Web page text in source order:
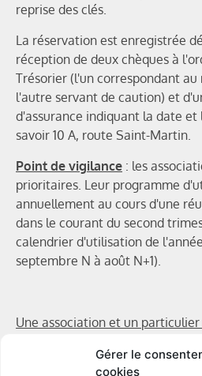
Gérer le
cookies
reprise des clés.
La réservation est enregistrée
réception de deux chèques à
Trésorier (l'un correspondant
l'autre servant de caution) et
d'assurance indiquant la date et
savoir 10 A, route Saint-Martin.
Point de vigilance : les
prioritaires. Leur programme
annuellement au cours d'une
dans le courant du second
calendrier d'utilisation de
septembre N à août N+1).
Une association et un